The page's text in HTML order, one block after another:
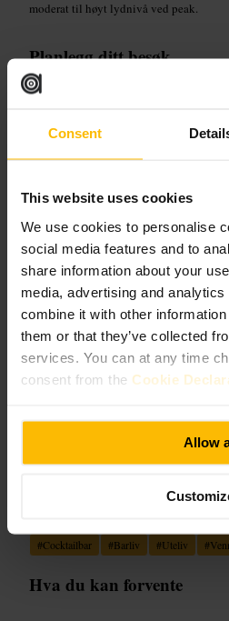
Consent
This website uses cookies
We use cookies to personalise
social media features and to
share information about your
media, advertising and
combine it with other
them or that they’ve collected
services. You can at any time
consent from the Cookie
Allow
moderat til høyt lydnivå ved peak.
Planlegg ditt besøk
betaling fungerer som regel. Kombiner
The Drift
krkr•Spising og drikke •Bar•Cocktailbar
4,4
4,5
Bilde / Excel London
”
#Cocktailbar #Barliv #Uteliv #
Hva du kan forvente